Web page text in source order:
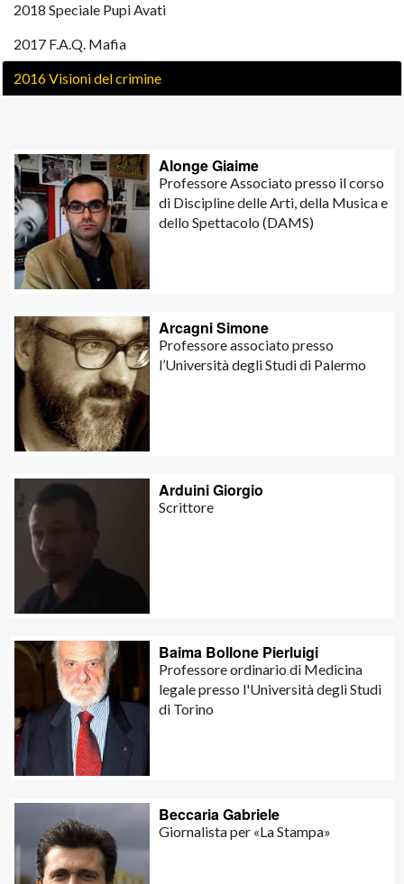
2018 Speciale Pupi Avati
2017 F.A.Q. Mafia
2016 Visioni del crimine
Alonge Giaime
Professore Associato presso il corso
di Discipline delle Arti, della Musica e
dello Spettacolo (DAMS)
Arcagni Simone
Professore associato presso
l’Università degli Studi di Palermo
Arduini Giorgio
Scrittore
Baima Bollone Pierluigi
Professore ordinario di Medicina
legale presso l'Università degli Studi
di Torino
Beccaria Gabriele
Giornalista per «La Stampa»